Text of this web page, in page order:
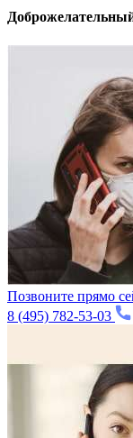
Позвоните прямо
8 (495) 782-53-03